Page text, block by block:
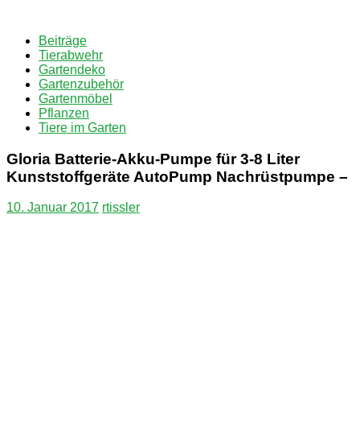
springenBeiträge
Tierabwehr
Gartendeko
Gartenzubehör
Gartenmöbel
Pflanzen
Tiere im Garten
Gloria Batterie-Akku-Pumpe für 3-8 Liter
Kunststoffgeräte AutoPump Nachrüstpumpe –
10. Januar 2017 rtissler